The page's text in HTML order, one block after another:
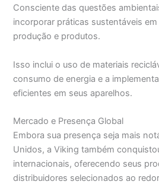
Consciente das questões
incorporar práticas sustentáveis
produção e produtos.
Isso inclui o uso de materiais
consumo de energia e a
eficientes em seus aparelhos.
Mercado e Presença Global
Embora sua presença seja mais
Unidos, a Viking também
internacionais, oferecendo seus
distribuidores selecionados ao